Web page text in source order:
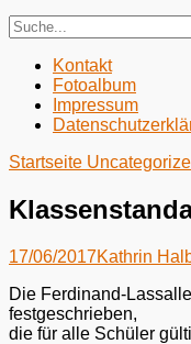
Search
Suche
für:
Zweites
Menü
Zum
Inhalt:
Kontakt
Fotoalbum
Impressum
Startseite
Gepostet
17/06/2017Autor
Kathrin
Die Ferdinand-
festgeschrieben,
die für alle Schüler